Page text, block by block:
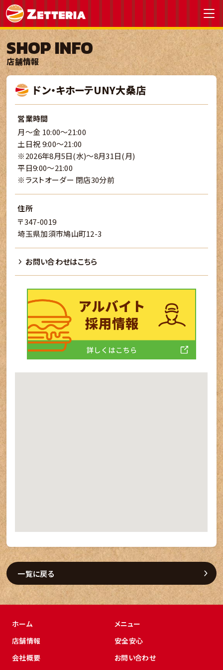
SHOP INFO
店舗情報
ドン・キホーテUNY大桑店
営業時間
月～金 10:00～21:00
土日祝 9:00～21:00
※2026年8月5日(水)～8月31日(月)
平日9:00～21:00
※ラストオーダー 閉店30分前
住所
〒347-0019
埼玉県加須市鳩山町12-3
お問い合わせはこちら
一覧に戻る
ホーム
メニュー
店舗情報
安全安心
会社概要
お問い合わせ